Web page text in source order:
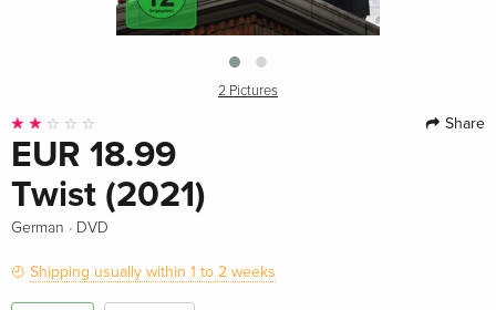
2 Pictures
Share
EUR 18.99
Twist (2021)
German · DVD
Shipping usually within 1 to 2 weeks